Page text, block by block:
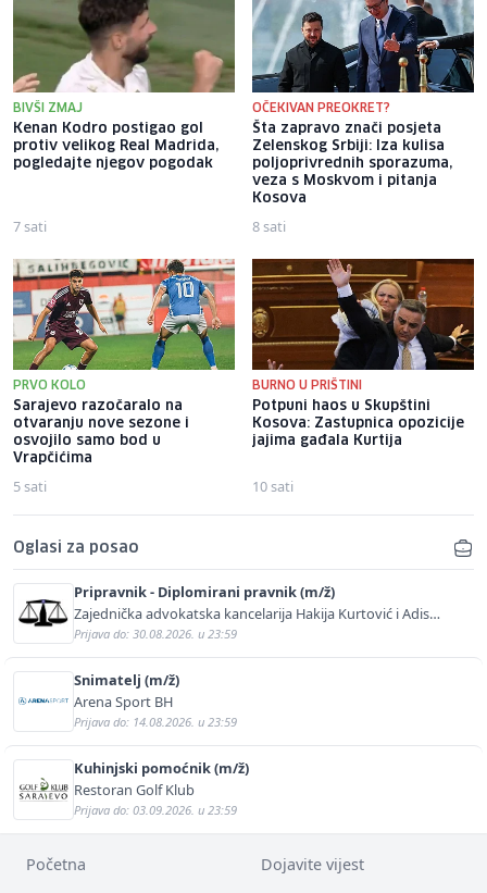
BIVŠI ZMAJ
Kenan Kodro postigao gol
protiv velikog Real Madrida,
pogledajte njegov pogodak
7 sati
OČEKIVAN PREOKRET?
Šta zapravo znači posjeta
Zelenskog Srbiji: Iza kulisa
poljoprivrednih sporazuma,
veza s Moskvom i pitanja
Kosova
8 sati
PRVO KOLO
Sarajevo razočaralo na
otvaranju nove sezone i
osvojilo samo bod u
Vrapčićima
5 sati
BURNO U PRIŠTINI
Potpuni haos u Skupštini
Kosova: Zastupnica opozicije
jajima gađala Kurtija
10 sati
Oglasi za posao
Pripravnik - Diplomirani pravnik (m/ž)
Zajednička advokatska kancelarija Hakija Kurtović i Adis
Kurtović
Prijava do: 30.08.2026. u 23:59
Snimatelj (m/ž)
Arena Sport BH
Prijava do: 14.08.2026. u 23:59
Kuhinjski pomoćnik (m/ž)
Restoran Golf Klub
Prijava do: 03.09.2026. u 23:59
Početna Dojavite vijest